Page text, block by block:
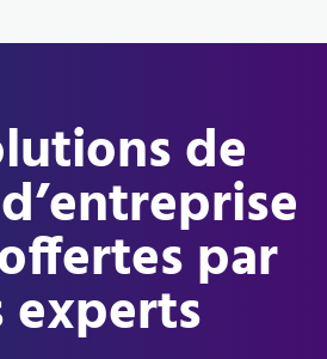
de
par
experts